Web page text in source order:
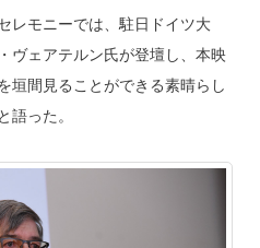
レモニーでは、駐日ドイツ大
ヴェアテルン氏が登壇し、本映
垣間見ることができる素晴らし
語った。